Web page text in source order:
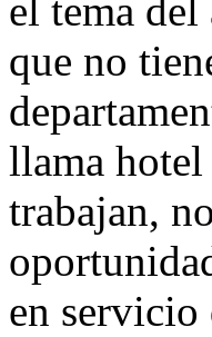
el tema
que no
llama
trabajan,
en servicio